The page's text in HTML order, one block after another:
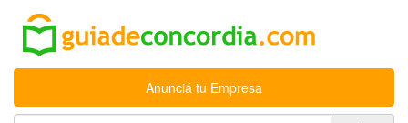
Anunciá tu Empresa